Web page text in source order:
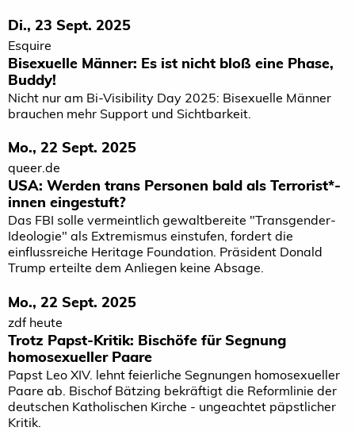
Di., 23 Sept. 2025
Esquire
Bisexuelle Männer: Es ist nicht bloß eine Phase,
Buddy!
Nicht nur am Bi-Visibility Day 2025: Bisexuelle Männer
brauchen mehr Support und Sichtbarkeit.
Mo., 22 Sept. 2025
queer.de
USA: Werden trans Personen bald als Terrorist*­
innen eingestuft?
Das FBI solle vermeintlich gewaltbereite "Transgender-
Ideologie" als Extremismus einstufen, fordert die
einflussreiche Heritage Foundation. Präsident Donald
Trump erteilte dem Anliegen keine Absage.
Mo., 22 Sept. 2025
zdf heute
Trotz Papst-Kritik: Bischöfe für Segnung
homosexueller Paare
Papst Leo XIV. lehnt feierliche Segnungen homosexueller
Paare ab. Bischof Bätzing bekräftigt die Reformlinie der
deutschen Katholischen Kirche - ungeachtet päpstlicher
Kritik.